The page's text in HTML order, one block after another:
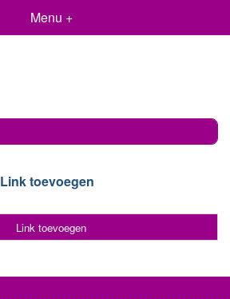
Menu +
Link toevoegen
Link toevoegen